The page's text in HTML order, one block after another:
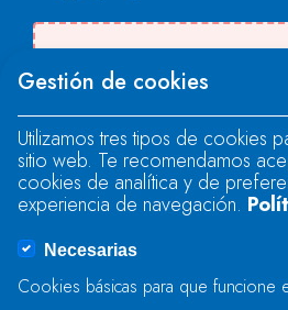
"text".
Se produjo un error al
"text".
Se produjo un error al
Gestión de cookies
Utilizamos tres tipos de cookies
sitio web. Te recomendamos
cookies de analítica y de
experiencia de navegación.
Necesarias
Cookies básicas para que funcione